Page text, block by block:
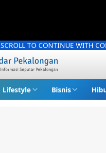
SCROLL TO CONTINUE WITH
Lifestyle Bisnis